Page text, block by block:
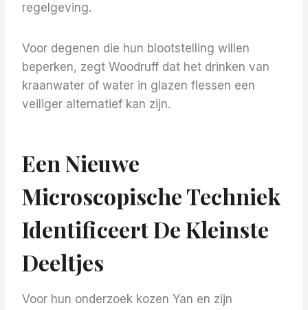
regelgeving.
Voor degenen die hun blootstelling willen
beperken, zegt Woodruff dat het drinken van
kraanwater of water in glazen flessen een
veiliger alternatief kan zijn.
Een Nieuwe
Microscopische Techniek
Identificeert De Kleinste
Deeltjes
Voor hun onderzoek kozen Yan en zijn